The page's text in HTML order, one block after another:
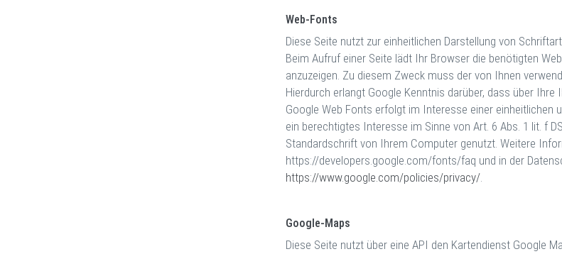
Web-Fonts
Diese Seite nutzt zur einheitlichen Darstellung von
Beim Aufruf einer Seite lädt Ihr Browser die benötigten
anzuzeigen. Zu diesem Zweck muss der von Ihnen
Hierdurch erlangt Google Kenntnis darüber, dass über
Google Web Fonts erfolgt im Interesse einer einheitlichen
ein berechtigtes Interesse im Sinne von Art. 6 Abs. 1 lit. f
Standardschrift von Ihrem Computer genutzt. Weitere
https://developers.google.com/fonts/faq und in der
https://www.google.com/policies/privacy/.
Google-Maps
Diese Seite nutzt über eine API den Kartendienst Google